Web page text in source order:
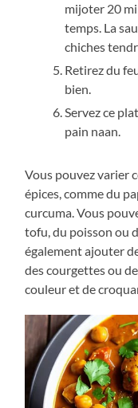
mijoter 20
temps. La
chiches
Retirez du
bien.
Servez ce
pain naan.
Vous pouvez varier
épices, comme du
curcuma. Vous
tofu, du poisson ou
également ajouter
des courgettes ou
couleur et de